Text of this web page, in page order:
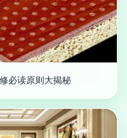
必读原则大揭秘